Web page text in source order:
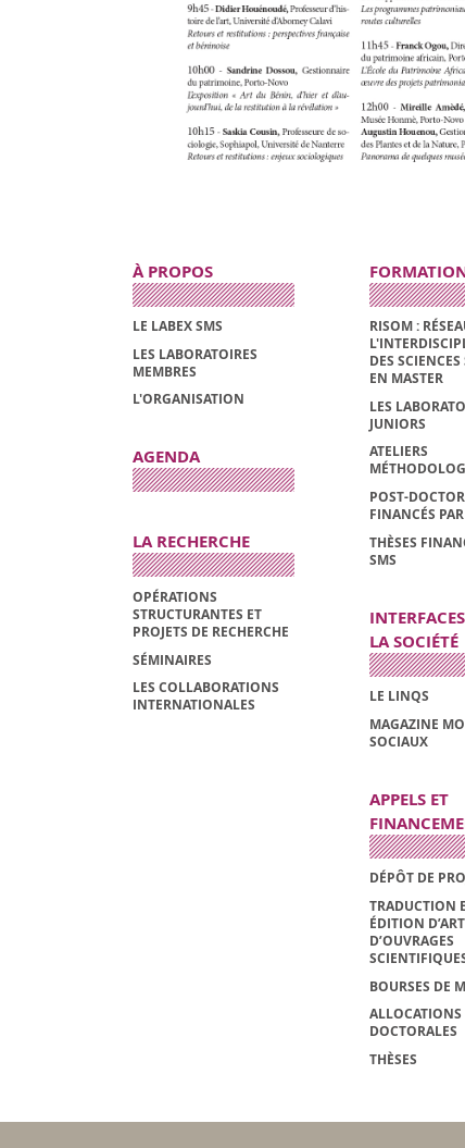
À PROPOS
LE LABEX SMS
LES LABORATOIRES
MEMBRES
L'ORGANISATION
AGENDA
LA RECHERCHE
OPÉRATIONS
STRUCTURANTES ET
PROJETS DE RECHERCHE
SÉMINAIRES
LES COLLABORATIONS
INTERNATIONALES
RISOM :
DES
EN MASTER
LES
JUNIORS
ATELIERS
POST-
FINANCÉS
THÈSES
SMS
LA SOCIÉTÉ
LE LINQS
MAGAZINE
SOCIAUX
APPELS ET
DÉPÔT DE
TRADUCTION
ÉDITION
D’OUVRAGES
BOURSES DE
ALLOCATIONS
DOCTORALES
THÈSES